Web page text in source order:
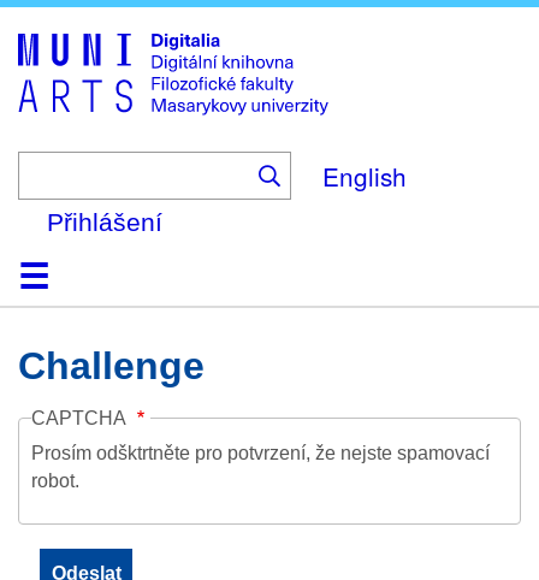
to
main
content
English
Přihlášení
DomůKolekce
Prohlížení
Vyhledávání
O platformě
Nápověda
KontaktDigitalia
Challenge
CAPTCHA
Prosím odšktrtněte pro potvrzení, že nejste spamovací
robot.